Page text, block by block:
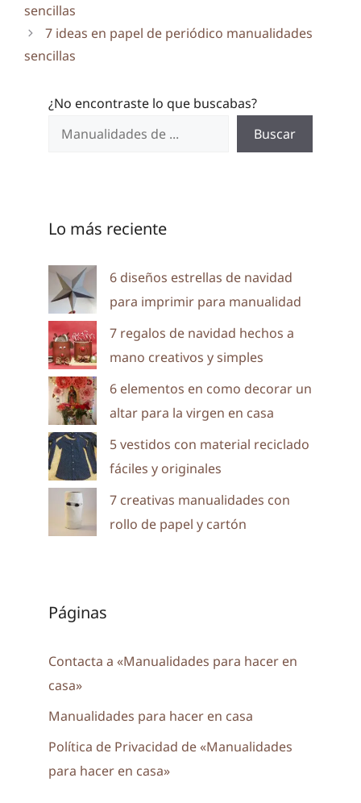
sencillas
7 ideas en papel de periódico manualidades
sencillas
¿No encontraste lo que buscabas?
Buscar
Lo más reciente
6 diseños estrellas de navidad
para imprimir para manualidad
7 regalos de navidad hechos a
mano creativos y simples
6 elementos en como decorar un
altar para la virgen en casa
5 vestidos con material reciclado
fáciles y originales
7 creativas manualidades con
rollo de papel y cartón
Páginas
Contacta a «Manualidades para hacer en
casa»
Manualidades para hacer en casa
Política de Privacidad de «Manualidades
para hacer en casa»